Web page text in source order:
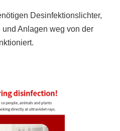
Desinfektionslichter,
Anlagen weg von der